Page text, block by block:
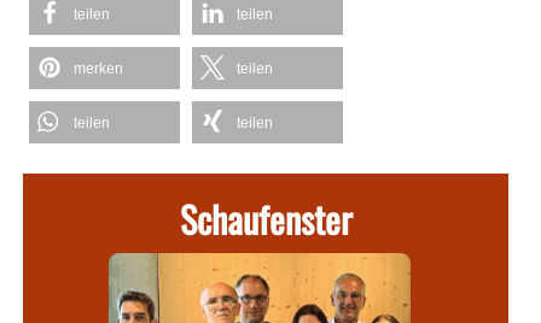
teilen teilen
merken teilen
teilen teilen
Schaufenster